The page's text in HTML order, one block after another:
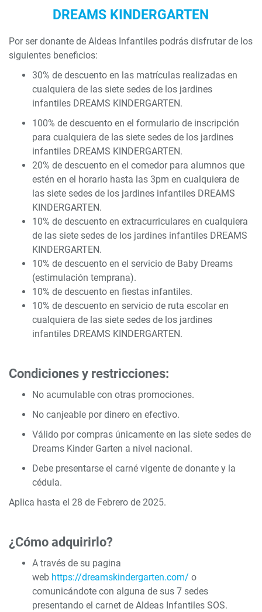
DREAMS KINDERGARTEN
Por ser donante de Aldeas Infantiles podrás disfrutar de los
siguientes beneficios:
30% de descuento en las matrículas realizadas en
cualquiera de las siete sedes de los jardines
infantiles DREAMS KINDERGARTEN.
100% de descuento en el formulario de inscripción
para cualquiera de las siete sedes de los jardines
infantiles DREAMS KINDERGARTEN.
20% de descuento en el comedor para alumnos que
estén en el horario hasta las 3pm en cualquiera de
las siete sedes de los jardines infantiles DREAMS
KINDERGARTEN.
10% de descuento en extracurriculares en cualquiera
de las siete sedes de los jardines infantiles DREAMS
KINDERGARTEN.
10% de descuento en el servicio de Baby Dreams
(estimulación temprana).
10% de descuento en fiestas infantiles.
10% de descuento en servicio de ruta escolar en
cualquiera de las siete sedes de los jardines
infantiles DREAMS KINDERGARTEN.
Condiciones y restricciones:
No acumulable con otras promociones.
No canjeable por dinero en efectivo.
Válido por compras únicamente en las siete sedes de
Dreams Kinder Garten a nivel nacional.
Debe presentarse el carné vigente de donante y la
cédula.
Aplica hasta el 28 de Febrero de 2025.
¿Cómo adquirirlo?
A través de su pagina
web https://dreamskindergarten.com/ o
comunicándote con alguna de sus 7 sedes
presentando el carnet de Aldeas Infantiles SOS.